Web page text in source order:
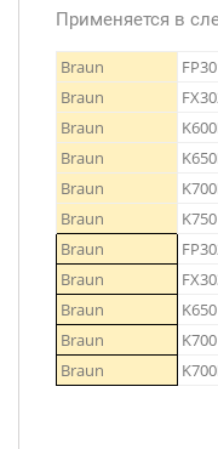
Применяется в
Braun
Braun
Braun
Braun
Braun
Braun
K750
Braun
Braun
Braun
K650
Braun
K700
Braun